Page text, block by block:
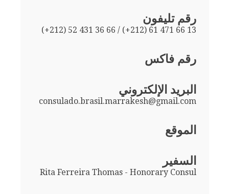
رقم تليفون
(+212) 52 431 36 66 / (+212) 61 471 66 13
رقم فاكس
البريد الإلكتروني
consulado.brasil.marrakesh@gmail.com
الموقع
السفير
Rita Ferreira Thomas - Honorary Consul